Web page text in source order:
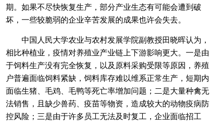
期。如果不尽快恢复生产，部分产业生态有可能会遭到破
坏，一些较脆弱的企业辛苦发展的成果也许会失去。
中国人民大学农业与农村发展学院副教授田晓晖认为，
相比种植业，疫情对养殖业产业链上下游影响更大。一是由
于饲料生产没有完全恢复，以及原料采购受限等原因，养殖
户普遍面临饲料紧缺，饲料库存难以维系正常生产，短期内
面临生猪、毛鸡、毛鸭等死亡率增加问题；二是大量种禽无
法销售，且缺少兽药、疫苗等物资，造成较大的动物疫病防
控风险；三是由于许多员工无法及时复工，企业面临招工